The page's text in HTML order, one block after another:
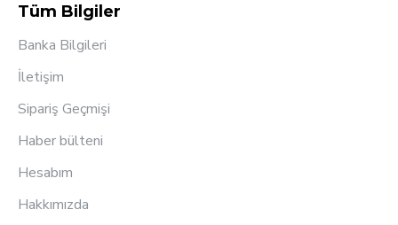
Tüm Bilgiler
Banka Bilgileri
İletişim
Sipariş Geçmişi
Haber bülteni
Hesabım
Hakkımızda